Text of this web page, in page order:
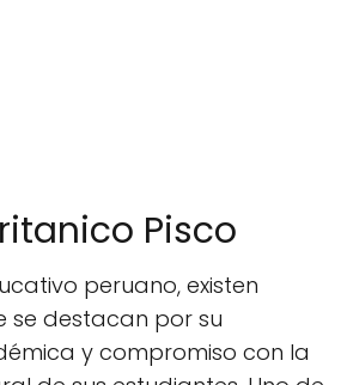
Pisco
peruano, existen
se destacan por su
y compromiso con la